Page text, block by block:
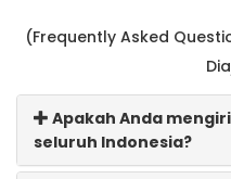
(Frequently Asked
Apakah Anda
seluruh Indonesia?